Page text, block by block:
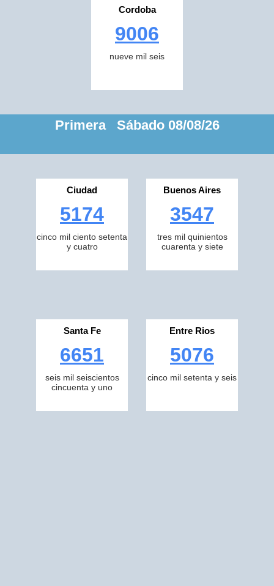
Cordoba
9006
nueve mil seis
Primera Sábado 08/08/26
Ciudad
5174
cinco mil ciento setenta
y cuatro
Buenos Aires
3547
tres mil quinientos
cuarenta y siete
Santa Fe
6651
seis mil seiscientos
cincuenta y uno
Entre Rios
5076
cinco mil setenta y seis